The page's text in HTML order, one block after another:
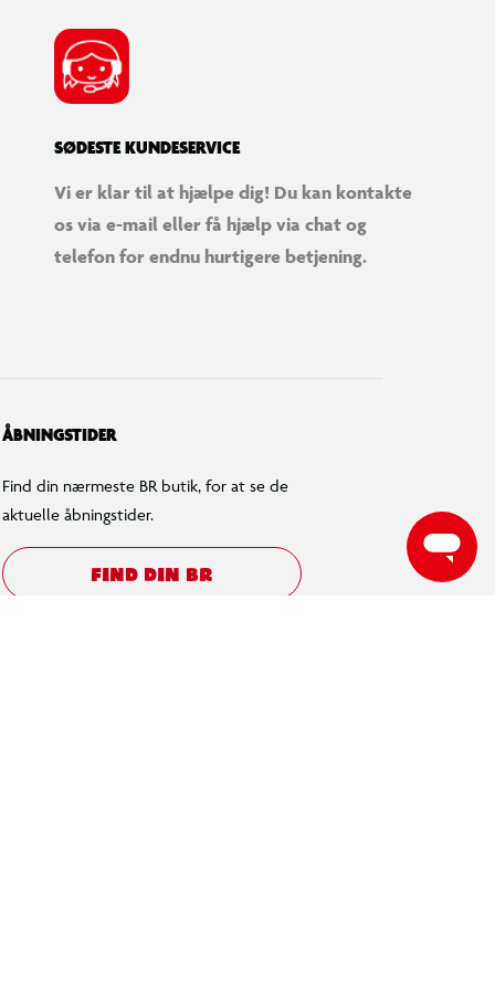
SØDESTE KUNDESERVICE
Vi er klar til at hjælpe dig! Du kan kontakte
os via e-mail eller få hjælp via chat og
telefon for endnu hurtigere betjening.
ÅBNINGSTIDER
Find din nærmeste BR butik, for at se de
aktuelle åbningstider.
FIND DIN BR